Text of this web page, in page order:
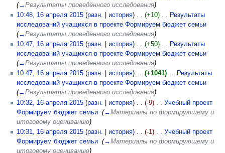
(→Результаты проведённого исследования)
10:48, 16 апреля 2015 (разн. история) (+10)
Результаты
исследований учащихся в проекте Формируем бюджет семьи
(→Результаты проведённого исследования)
10:47, 16 апреля 2015 (разн. история) (+50)
Результаты
исследований учащихся в проекте Формируем бюджет семьи
(→Результаты проведённого исследования)
10:47, 16 апреля 2015 (разн. история) (+1041)
Результаты
исследований учащихся в проекте Формируем бюджет семьи
(→Результаты проведённого исследования)
10:32, 16 апреля 2015 (разн. история) (-9)
Учебный проект
Формируем бюджет семьи (→Материалы по формирующему и
итоговому оцениванию)
10:31, 16 апреля 2015 (разн. история) (-1)
Учебный проект
Формируем бюджет семьи (→Материалы по формирующему и
итоговому оцениванию)